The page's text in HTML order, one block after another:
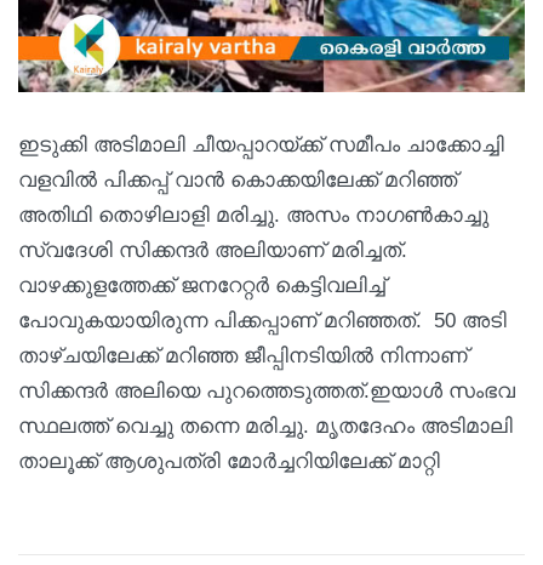
ഇടുക്കി അടിമാലി ചീയപ്പാറയ്ക്ക് സമീപം ചാക്കോച്ചി
വളവില്‍ പിക്കപ്പ് വാന്‍ കൊക്കയിലേക്ക് മറിഞ്ഞ്
അതിഥി തൊഴിലാളി മരിച്ചു. അസം നാഗണ്‍കാച്ചു
സ്വദേശി സിക്കന്ദര്‍ അലിയാണ് മരിച്ചത്.
വാഴക്കുളത്തേക്ക് ജനറേറ്റര്‍ കെട്ടിവലിച്ച്
പോവുകയായിരുന്ന പിക്കപ്പാണ് മറിഞ്ഞത്. 50 അടി
താഴ്ചയിലേക്ക് മറിഞ്ഞ ജീപ്പിനടിയില്‍ നിന്നാണ്
സിക്കന്ദര്‍ അലിയെ പുറത്തെടുത്തത്.ഇയാള്‍ സംഭവ
സ്ഥലത്ത് വെച്ചു തന്നെ മരിച്ചു. മൃതദേഹം അടിമാലി
താലൂക്ക് ആശുപത്രി മോര്‍ച്ചറിയിലേക്ക് മാറ്റി